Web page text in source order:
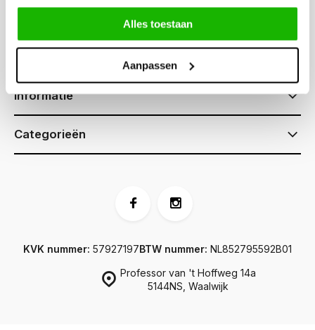
Alles toestaan
Aanpassen
Informatie
Categorieën
Professor van 't Hoffweg 14a
5144NS, Waalwijk
KVK nummer: 57927197BTW nummer: NL852795592B01